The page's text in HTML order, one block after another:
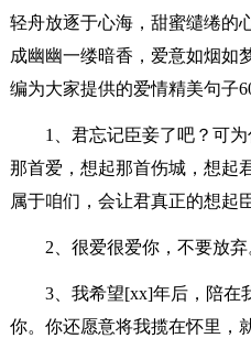
轻舟放逐于心海，甜蜜缱绻的
成幽幽一缕暗香，爱意如烟如
编为大家提供的爱情精美句子
1、君忘记臣妾了吧？可
那首爱，想起那首伤城，想起
属于咱们，会让君真正的想起
2、很爱很爱你，不要放弃
3、我希望[xx]年后，陪在
你。你还愿意将我揽在怀里